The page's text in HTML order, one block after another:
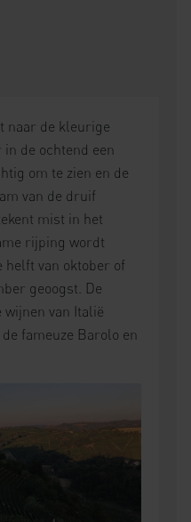
naar de kleurige
de ochtend een
om te zien en de
van de druif
mist in het
rijping wordt
helft van oktober of
geoogst. De
wijnen van Italië
fameuze Barolo en